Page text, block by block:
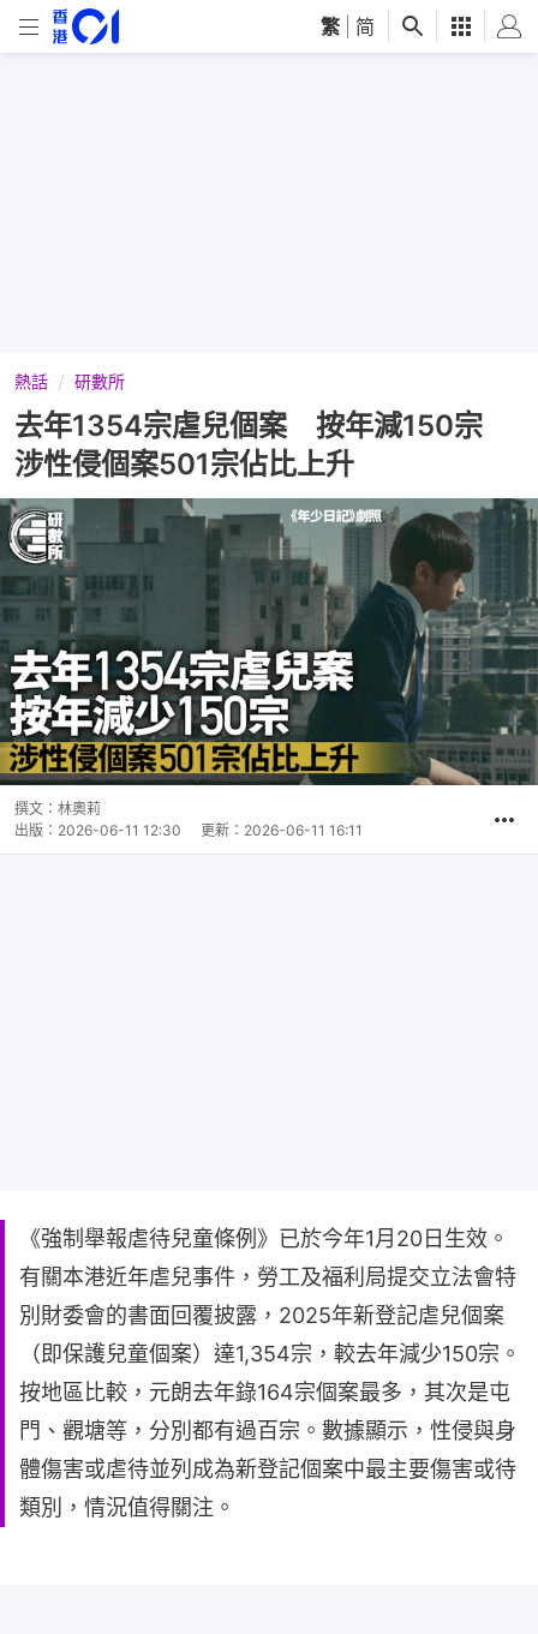
繁 简
熱話 研數所
去年1354宗虐兒個案 按年減150宗
涉性侵個案501宗佔比上升
撰文： 林奧莉
出版： 2026-06-11 12:30 更新： 2026-06-11 16:11
《強制舉報虐待兒童條例》已於今年1月20日生效。
有關本港近年虐兒事件，勞工及福利局提交立法會特
別財委會的書面回覆披露，2025年新登記虐兒個案
（即保護兒童個案）達1,354宗，較去年減少150宗。
按地區比較，元朗去年錄164宗個案最多，其次是屯
門、觀塘等，分別都有過百宗。數據顯示，性侵與身
體傷害或虐待並列成為新登記個案中最主要傷害或待
類別，情況值得關注。